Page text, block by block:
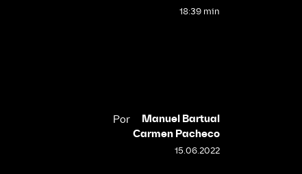
18:39 min
Por
Manuel Bartual
Carmen Pacheco
15.06.2022